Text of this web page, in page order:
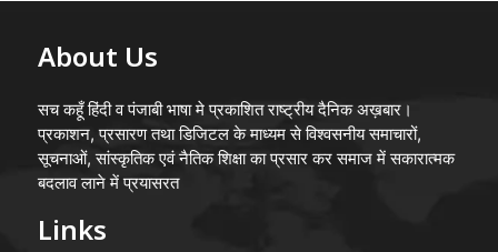
About Us
सच कहूँ हिंदी व पंजाबी भाषा मे प्रकाशित राष्ट्रीय दैनिक अख़बार।
प्रकाशन, प्रसारण तथा डिजिटल के माध्यम से विश्वसनीय समाचारों,
सूचनाओं, सांस्कृतिक एवं नैतिक शिक्षा का प्रसार कर समाज में सकारात्मक
बदलाव लाने में प्रयासरत
Links